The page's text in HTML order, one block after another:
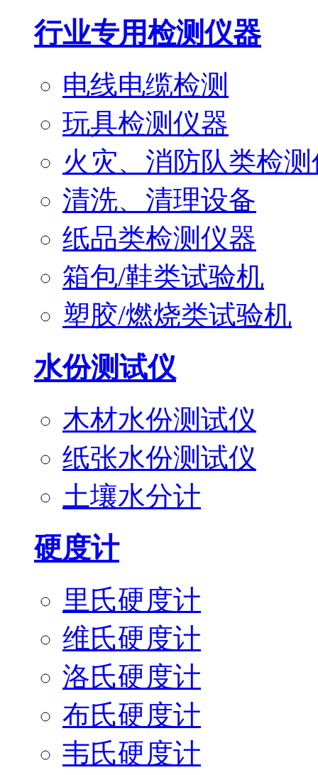
行业专用检测仪器
电线电缆检测
玩具检测仪器
火灾、消防队类检
清洗、清理设备
纸品类检测仪器
箱包/鞋类试验机
塑胶/燃烧类试验机
水份测试仪
木材水份测试仪
纸张水份测试仪
土壤水分计
硬度计
里氏硬度计
维氏硬度计
洛氏硬度计
布氏硬度计
韦氏硬度计